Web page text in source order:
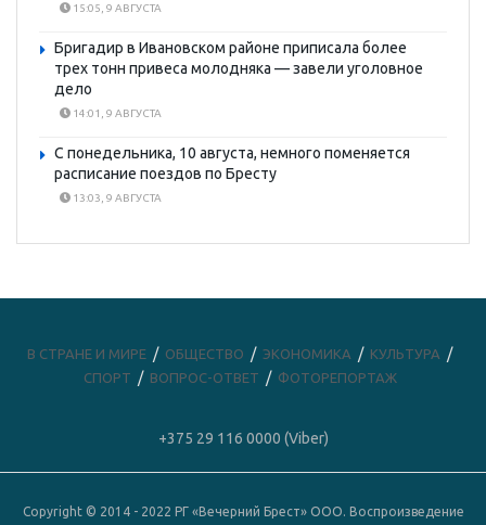
15:05, 9 АВГУСТА
Бригадир в Ивановском районе приписала более
трех тонн привеса молодняка — завели уголовное
дело
14:01, 9 АВГУСТА
С понедельника, 10 августа, немного поменяется
расписание поездов по Бресту
13:03, 9 АВГУСТА
В СТРАНЕ И МИРЕ ОБЩЕСТВО ЭКОНОМИКА
КУЛЬТУРА
СПОРТ
ВОПРОС-ОТВЕТ ФОТОРЕПОРТАЖ
+375 29 116 0000 (Viber)
Copyright © 2014 - 2022 РГ «Вечерний Брест» ООО. Воспроизведение